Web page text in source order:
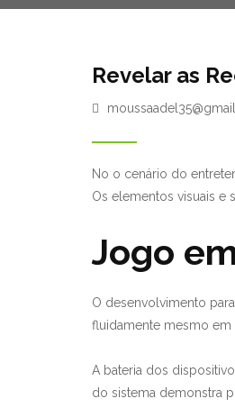
Revelar as
No o cenário do
Os elementos visuais e
Jogo
O desenvolvimento
fluidamente mesmo em
A bateria dos
do sistema demonstra